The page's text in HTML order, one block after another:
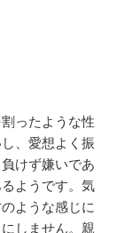
ったような性
、愛想よく振
けず嫌いであ
ようです。気
ような感じに
しません。親